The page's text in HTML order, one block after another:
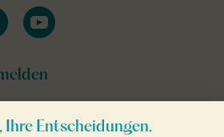
youtube